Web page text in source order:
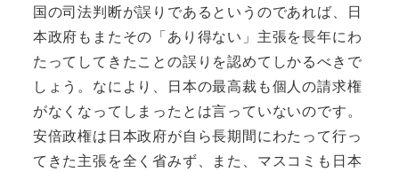
国の司法判断が誤りであるというのであれば、日
本政府もまたその「あり得ない」主張を長年にわ
たってしてきたことの誤りを認めてしかるべきで
しょう。なにより、日本の最高裁も個人の請求権
がなくなってしまったとは言っていないのです。
安倍政権は日本政府が自ら長期間にわたって行っ
てきた主張を全く省みず、また、マスコミも日本